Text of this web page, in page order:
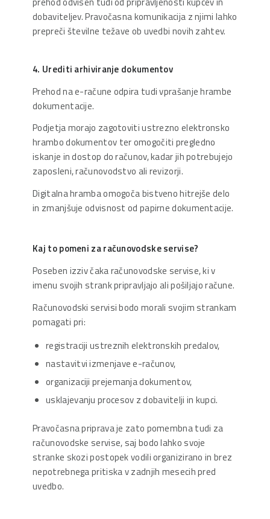
dobaviteljev. Pravočasna komunikacija z njimi lahko
prepreči številne težave ob uvedbi novih zahtev.
4. Urediti arhiviranje dokumentov
Prehod na e-račune odpira tudi vprašanje hrambe
dokumentacije.
Podjetja morajo zagotoviti ustrezno elektronsko
hrambo dokumentov ter omogočiti pregledno
iskanje in dostop do računov, kadar jih potrebujejo
zaposleni, računovodstvo ali revizorji.
Digitalna hramba omogoča bistveno hitrejše delo
in zmanjšuje odvisnost od papirne dokumentacije.
Kaj to pomeni za računovodske servise?
Poseben izziv čaka računovodske servise, ki v
imenu svojih strank pripravljajo ali pošiljajo račune.
Računovodski servisi bodo morali svojim strankam
pomagati pri:
registraciji ustreznih elektronskih predalov,
nastavitvi izmenjave e-računov,
organizaciji prejemanja dokumentov,
usklajevanju procesov z dobavitelji in kupci.
Pravočasna priprava je zato pomembna tudi za
računovodske servise, saj bodo lahko svoje
stranke skozi postopek vodili organizirano in brez
nepotrebnega pritiska v zadnjih mesecih pred
uvedbo.